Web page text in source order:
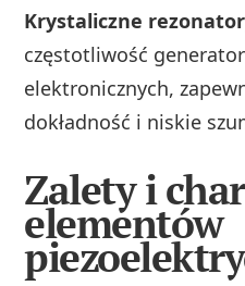
Krystaliczne
częstotliwość
elektronicznych,
dokładność i niskie
Zalety i
elementów